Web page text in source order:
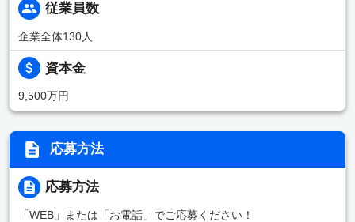
従業員数
企業全体130人
資本金
9,500万円
応募方法
応募方法
「WEB」または「お電話」でご応募ください！